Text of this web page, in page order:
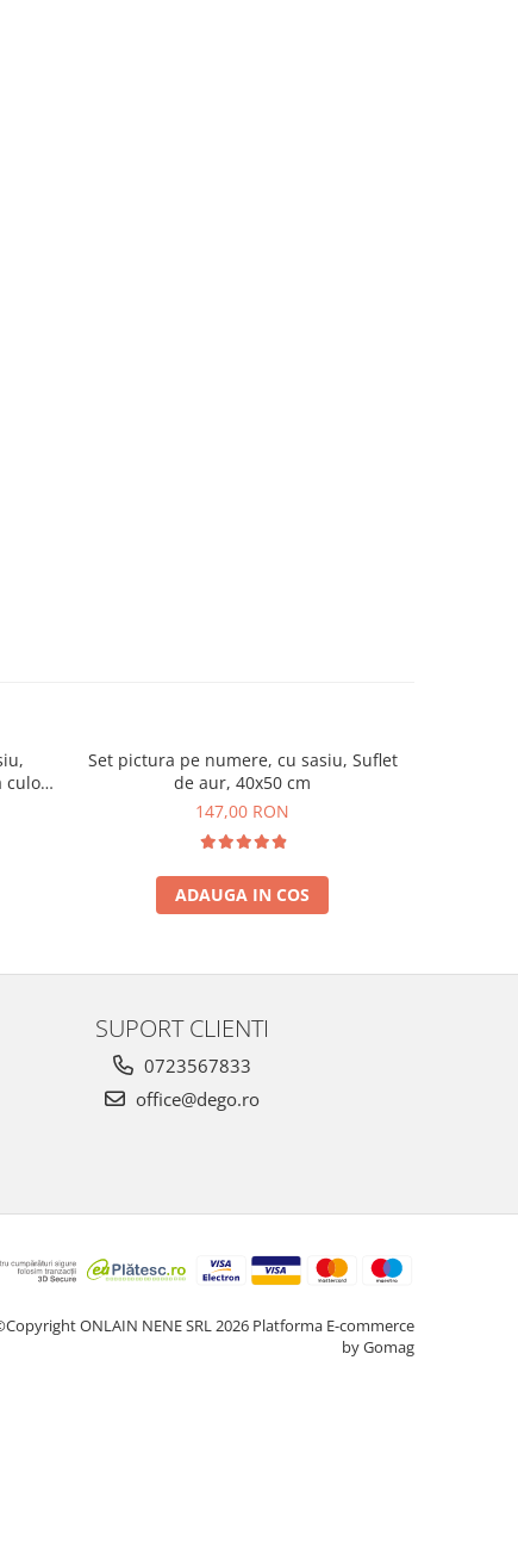
culori
Set pictura pe numere, cu sasiu, Suflet
de aur, 40x50 cm
147,00 RON
ADAUGA IN COS
SUPORT CLIENTI
0723567833
office@dego.ro
ONLAIN NENE SRL 2026 Platforma E-commerce
by Gomag